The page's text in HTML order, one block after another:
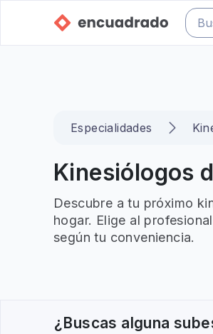
Especialidades
Kinesiólogos
Descubre a tu próximo
hogar. Elige al
según tu conveniencia.
¿Buscas alguna